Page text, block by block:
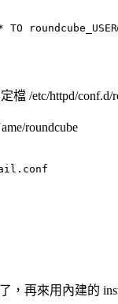
TO
檔 /etc/httpd/conf.d/
roundcube
，再來用內建的